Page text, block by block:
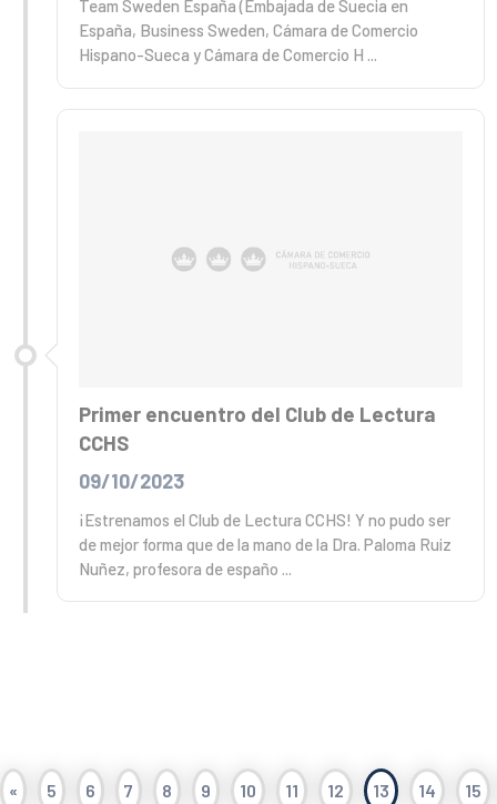
Team Sweden España (Embajada de Suecia en
España, Business Sweden, Cámara de Comercio
Hispano-Sueca y Cámara de Comercio H ...
Primer encuentro del Club de Lectura
CCHS
09/10/2023
¡Estrenamos el Club de Lectura CCHS! Y no pudo ser
de mejor forma que de la mano de la Dra. Paloma Ruiz
Nuñez, profesora de españo ...
« 5 6 7 8 9 10 11 12 13 14 15